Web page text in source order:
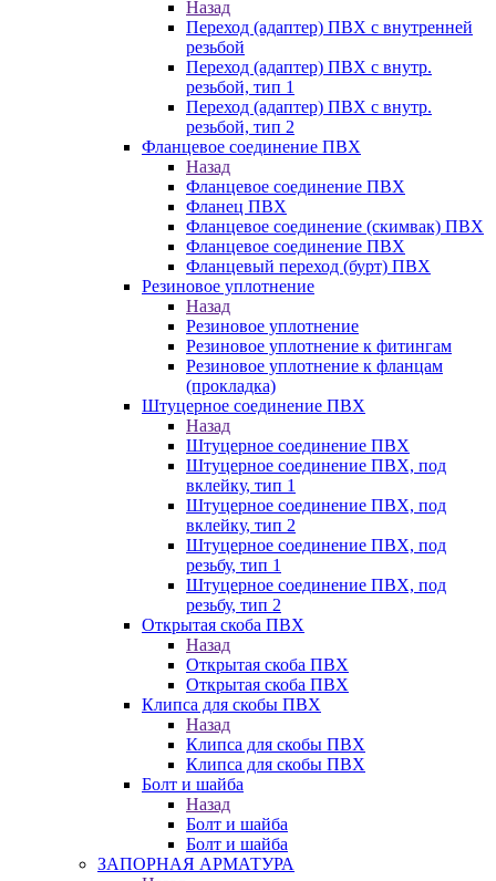
Назад
Переход (адаптер) ПВХ с внутренней
резьбой
Переход (адаптер) ПВХ с внутр.
резьбой, тип 1
Переход (адаптер) ПВХ с внутр.
резьбой, тип 2
Фланцевое соединение ПВХ
Назад
Фланцевое соединение ПВХ
Фланец ПВХ
Фланцевое соединение (скимвак) ПВХ
Фланцевое соединение ПВХ
Фланцевый переход (бурт) ПВХ
Резиновое уплотнение
Назад
Резиновое уплотнение
Резиновое уплотнение к фитингам
Резиновое уплотнение к фланцам
(прокладка)
Штуцерное соединение ПВХ
Назад
Штуцерное соединение ПВХ
Штуцерное соединение ПВХ, под
вклейку, тип 1
Штуцерное соединение ПВХ, под
вклейку, тип 2
Штуцерное соединение ПВХ, под
резьбу, тип 1
Штуцерное соединение ПВХ, под
резьбу, тип 2
Открытая скоба ПВХ
Назад
Открытая скоба ПВХ
Открытая скоба ПВХ
Клипса для скобы ПВХ
Назад
Клипса для скобы ПВХ
Клипса для скобы ПВХ
Болт и шайба
Назад
Болт и шайба
Болт и шайба
ЗАПОРНАЯ АРМАТУРА